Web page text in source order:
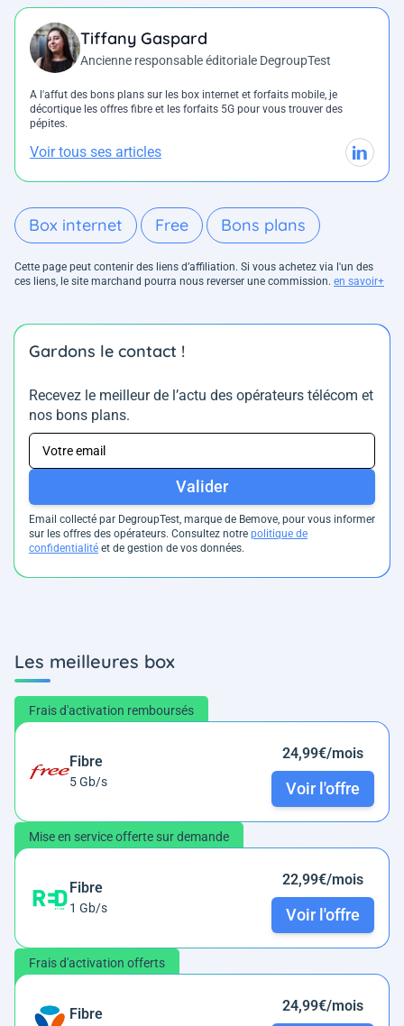
Tiffany Gaspard
Ancienne responsable éditoriale DegroupTest
A l'affut des bons plans sur les box internet et forfaits mobile, je
décortique les offres fibre et les forfaits 5G pour vous trouver des
pépites.
Voir tous ses articles
Box internet Free Bons plans
Cette page peut contenir des liens d’affiliation. Si vous achetez via l'un des
ces liens, le site marchand pourra nous reverser une commission. en savoir+
Gardons le contact !
Recevez le meilleur de l’actu des opérateurs télécom et
nos bons plans.
Valider
Email collecté par DegroupTest, marque de Bemove, pour vous informer
sur les offres des opérateurs. Consultez notre politique de
confidentialité et de gestion de vos données.
Les meilleures box
Frais d'activation remboursés
Fibre
5 Gb/s
24,99€/mois
Voir l'offre
Mise en service offerte sur demande
Fibre
1 Gb/s
22,99€/mois
Voir l'offre
Frais d'activation offerts
Fibre 24,99€/mois